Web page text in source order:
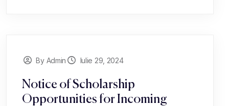
By Admin Iulie 29, 2024
Notice of Scholarship
Opportunities for Incoming